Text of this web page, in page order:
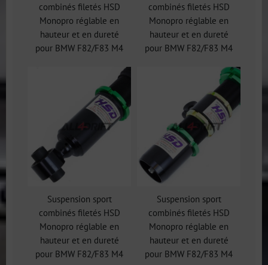
combinés filetés HSD
Monopro réglable en
hauteur et en dureté
pour BMW F82/F83 M4
combinés filetés HSD
Monopro réglable en
hauteur et en dureté
pour BMW F82/F83 M4
Suspension sport
combinés filetés HSD
Monopro réglable en
hauteur et en dureté
pour BMW F82/F83 M4
Suspension sport
combinés filetés HSD
Monopro réglable en
hauteur et en dureté
pour BMW F82/F83 M4